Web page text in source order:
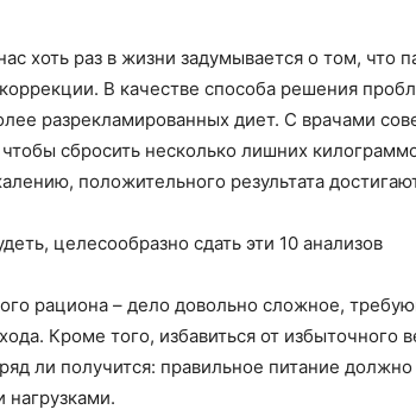
хоть раз в жизни задумывается о том, что
В качестве способа решения
разрекламированных диет. С врачами
чтобы сбросить несколько лишних
положительного результата
целесообразно сдать эти 10 анализов
рациона – дело довольно сложное,
Кроме того, избавиться от
ли получится: правильное питание